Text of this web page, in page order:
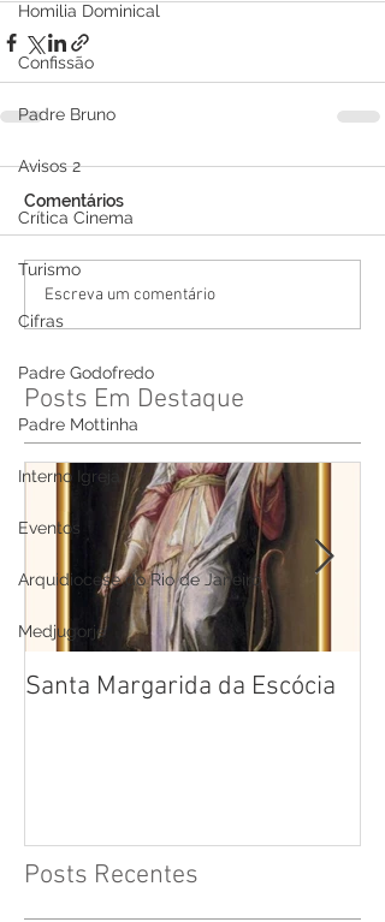
Homilia Dominical
Confissão
Padre Bruno
Avisos 2
Crítica Cinema
Turismo
Cifras
Padre Godofredo
Padre Mottinha
Interno Igreja
Eventos
Arquidiocese do Rio de Janeiro
Medjugorje
Comentários
Escreva um comentário
Posts Em Destaque
Santa Margarida da Escócia
Posts Recentes